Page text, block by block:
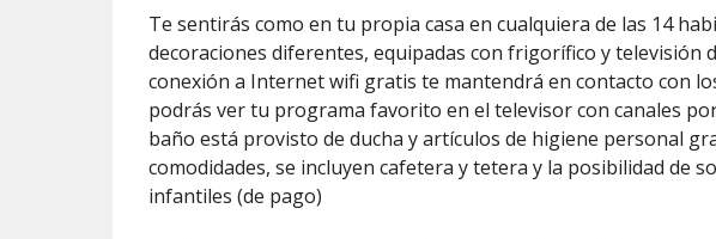
Te sentirás como en tu propia casa en cualquiera de las 14
decoraciones diferentes, equipadas con frigorífico y televisión
conexión a Internet wifi gratis te mantendrá en contacto con
podrás ver tu programa favorito en el televisor con canales
baño está provisto de ducha y artículos de higiene personal
comodidades, se incluyen cafetera y tetera y la posibilidad de
infantiles (de pago)